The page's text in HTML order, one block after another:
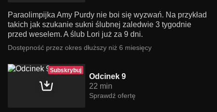
Paraolimpijka Amy Purdy nie boi się wyzwań. Na przykład
takich jak szukanie sukni ślubnej zaledwie 3 tygodnie
przed weselem. A ślub Lori już za 9 dni.
Dostępność przez okres dłuższy niż 6 miesięcy
Subskrybuj
Odcinek 9
22 min
Sprawdź ofertę